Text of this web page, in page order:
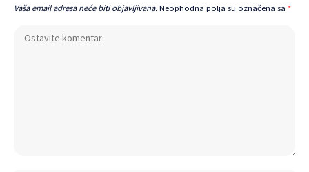
Vaša email adresa neće biti objavljivana. Neophodna polja su označena sa *